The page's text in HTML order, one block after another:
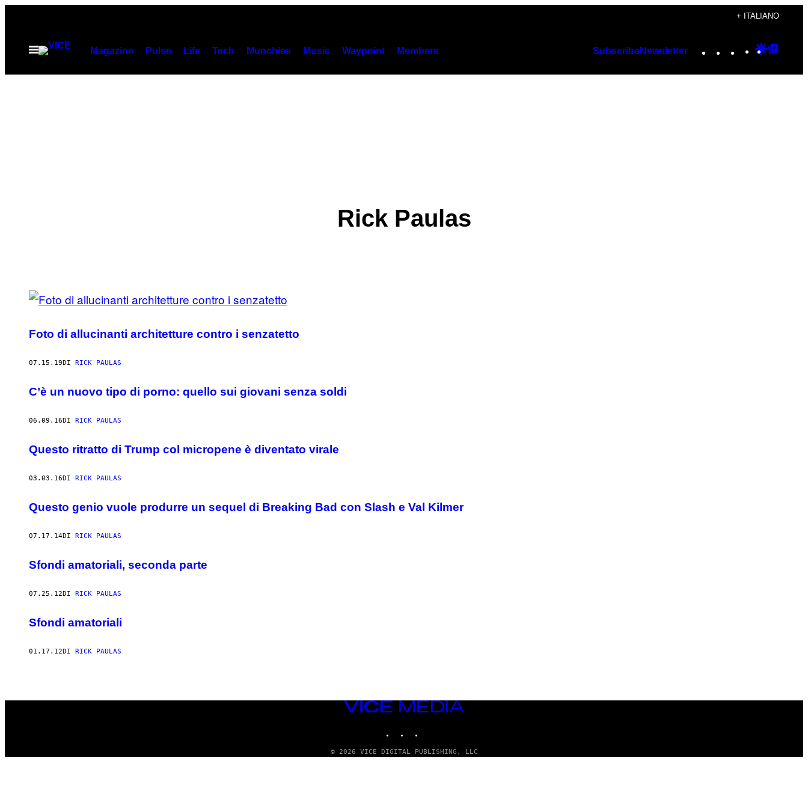
contenuto
+ ITALIANO
Apri
Magazine Pulse Life Tech Munchies Music Waypoint Members SubscribeNewsletter Instagram
TikTok
YouTube
Google
Rick Paulas
POSTS
THIS
AUTHOR
Foto di allucinanti architetture contro i senzatetto
07.15.19DI RICK PAULAS
C’è un nuovo tipo di porno: quello sui giovani senza soldi
06.09.16DI RICK PAULAS
Questo ritratto di Trump col micropene è diventato virale
03.03.16DI RICK PAULAS
Questo genio vuole produrre un sequel di Breaking Bad con Slash e Val Kilmer
07.17.14DI RICK PAULAS
Sfondi amatoriali, seconda parte
07.25.12DI RICK PAULAS
Sfondi amatoriali
01.17.12DI RICK PAULAS
VICE
© 2026 VICE DIGITAL PUBLISHING, LLC